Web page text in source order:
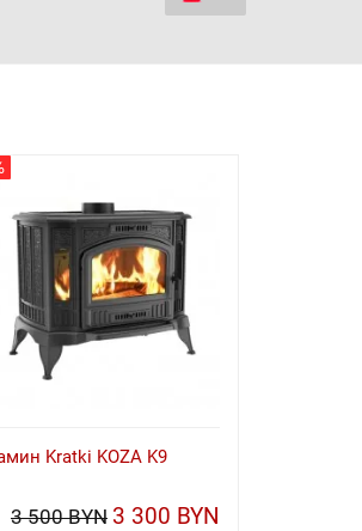
Kratki KOZA K9
3 500 BYN 3 300 BYN